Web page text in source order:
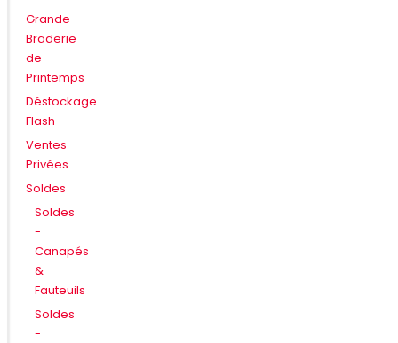
Grande
Braderie
de
Printemps
Déstockage
Flash
Ventes
Privées
Soldes
Soldes
-
Canapés
&
Fauteuils
Soldes
-